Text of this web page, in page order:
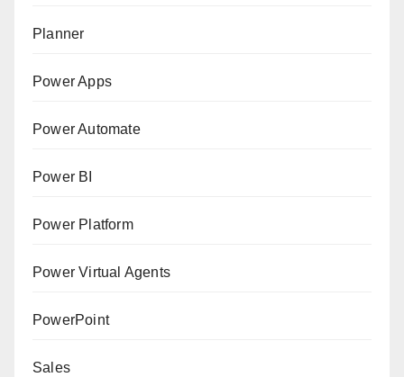
Planner
Power Apps
Power Automate
Power BI
Power Platform
Power Virtual Agents
PowerPoint
Sales